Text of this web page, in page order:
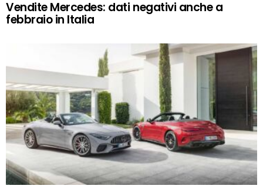
Vendite Mercedes: dati negativi anche a
febbraio in Italia